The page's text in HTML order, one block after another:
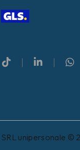
unipersonale ©